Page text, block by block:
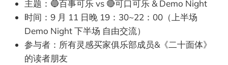
主题：🔵百事可乐 vs 🔴可口可乐 & Demo Night
时间：9 月 11 日晚 19：30~22：00（上半场
Demo Night 下半场 自由交流）
参与者：所有灵感买家俱乐部成员&《二十面体》
的读者朋友